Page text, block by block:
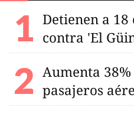
Detienen a
contra 'El
Aumenta
pasajeros